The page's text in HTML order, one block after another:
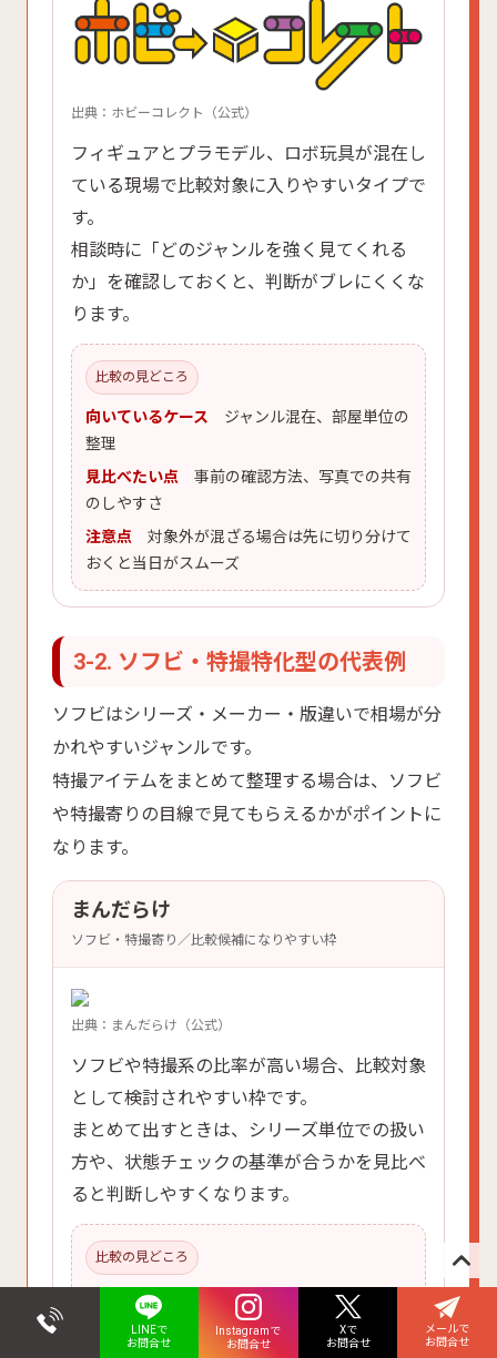
出典：ホビーコレクト（公式）
フィギュアとプラモデル、ロボ玩具が混在し
ている現場で比較対象に入りやすいタイプで
す。
相談時に「どのジャンルを強く見てくれる
か」を確認しておくと、判断がブレにくくな
ります。
比較の見どころ
向いているケース ジャンル混在、部屋単位の
整理
見比べたい点 事前の確認方法、写真での共有
のしやすさ
注意点 対象外が混ざる場合は先に切り分けて
おくと当日がスムーズ
3-2. ソフビ・特撮特化型の代表例
ソフビはシリーズ・メーカー・版違いで相場が分
かれやすいジャンルです。
特撮アイテムをまとめて整理する場合は、ソフビ
や特撮寄りの目線で見てもらえるかがポイントに
なります。
まんだらけ
ソフビ・特撮寄り／比較候補になりやすい枠
出典：まんだらけ（公式）
ソフビや特撮系の比率が高い場合、比較対象
として検討されやすい枠です。
まとめて出すときは、シリーズ単位での扱い
方や、状態チェックの基準が合うかを見比べ
ると判断しやすくなります。
比較の見どころ
向いているケース
ソフビ中心、特撮アイテム
LINEで
お問合せ
Instagramで
お問合せ
Xで
お問合せ
メールで
お問合せ